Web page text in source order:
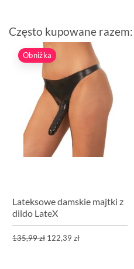
Często kupowane razem:
Obniżka
Lateksowe damskie majtki z
dildo LateX
135,99 zł 122,39 zł